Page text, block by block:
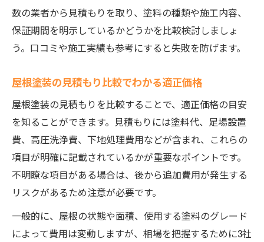
数の業者から見積もりを取り、塗料の種類や施工内容、
保証期間を明示しているかどうかを比較検討しましょ
う。口コミや施工実績も参考にすると失敗を防げます。
屋根塗装の見積もり比較でわかる適正価格
屋根塗装の見積もりを比較することで、適正価格の目安
を知ることができます。見積もりには塗料代、足場設置
費、高圧洗浄費、下地処理費用などが含まれ、これらの
項目が明確に記載されているかが重要なポイントです。
不明瞭な項目がある場合は、後から追加費用が発生する
リスクがあるため注意が必要です。
一般的に、屋根の状態や面積、使用する塗料のグレード
によって費用は変動しますが、相場を把握するために3社